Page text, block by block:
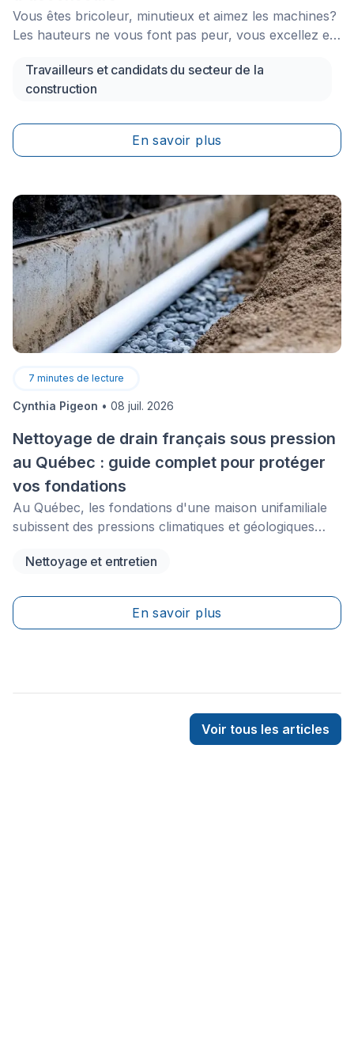
Vous êtes bricoleur, minutieux et aimez les machines?
Les hauteurs ne vous font pas peur, vous excellez en
Songez dès aujourd’hui à vous spécialiser en
installation, réparation ou entretien d’ascenseurs! Ce
perspectives d’emploi; vous n’avez qu’à constater
vous-même le nombre de tours à condos et
Travailleurs et candidats du secteur de la
construction
En savoir plus
7 minutes de lecture
Cynthia Pigeon • 08 juil. 2026
Nettoyage de drain français sous pression
au Québec : guide complet pour protéger
vos fondations
Au Québec, les fondations d'une maison unifamiliale
subissent des pressions climatiques et géologiques
des neiges et la composition changeante des sols, le
la protection contre l’humidité. Lorsque le drain de
fondation (communément appelé drain français)
Nettoyage et entretien
En savoir plus
Voir tous les articles